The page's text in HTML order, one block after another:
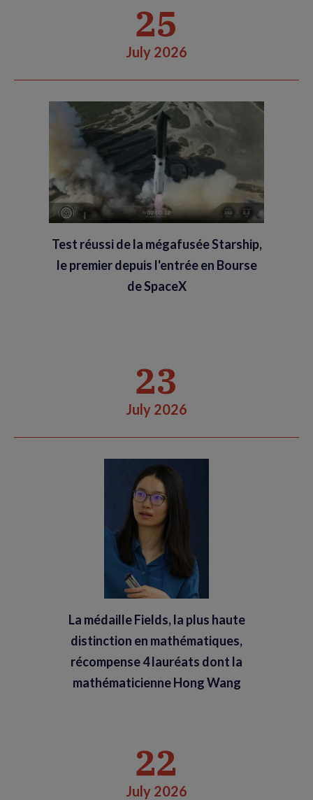
25
July 2026
Test réussi de la mégafusée Starship,
le premier depuis l'entrée en Bourse
de SpaceX
23
July 2026
La médaille Fields, la plus haute
distinction en mathématiques,
récompense 4 lauréats dont la
mathématicienne Hong Wang
22
July 2026